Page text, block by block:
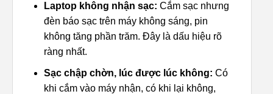
Laptop không nhận sạc: Cắm sạc nhưng
đèn báo sạc trên máy không sáng, pin
không tăng phần trăm. Đây là dấu hiệu rõ
ràng nhất.
Sạc chập chờn, lúc được lúc không: Có
khi cắm vào máy nhận, có khi lại không,